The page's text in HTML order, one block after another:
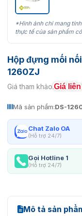
*Hình ảnh chỉ mang
thực tế của sản phẩm
Hộp đựng mối
1260ZJ
Giá tham khảo:Giá
Mã sản phẩm:DS-
Chat Zalo OA
(Hỗ trợ 24/7)
Gọi Hotline 1
(Hỗ trợ 24/7)
Mô tả sản